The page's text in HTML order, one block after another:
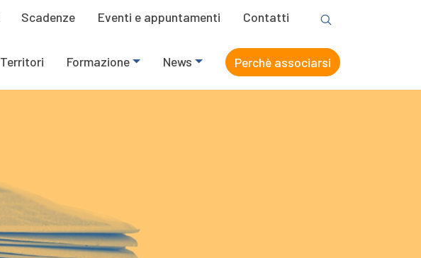
Scadenze Eventi e appuntamenti Contatti
Territori Formazione News Perchè associarsi